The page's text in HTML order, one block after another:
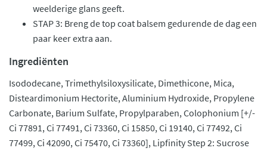
weelderige glans geeft.
STAP 3: Breng de top coat balsem gedurende de dag een
paar keer extra aan.
Ingrediënten
Isododecane, Trimethylsiloxysilicate, Dimethicone, Mica,
Disteardimonium Hectorite, Aluminium Hydroxide, Propylene
Carbonate, Barium Sulfate, Propylparaben, Colophonium [+/-
Ci 77891, Ci 77491, Ci 73360, Ci 15850, Ci 19140, Ci 77492, Ci
77499, Ci 42090, Ci 75470, Ci 73360], Lipfinity Step 2: Sucrose